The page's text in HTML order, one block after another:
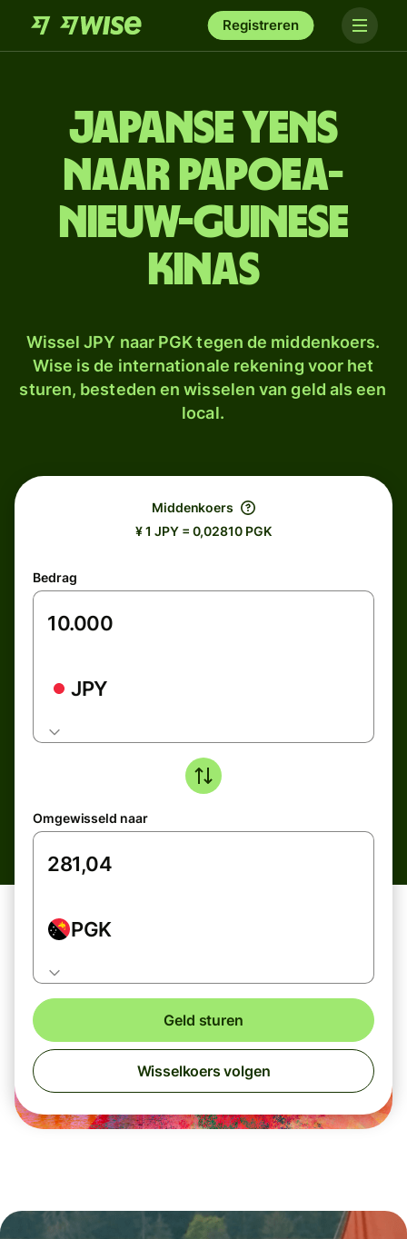
Registreren
Japanse yens
naar Papoea-
Nieuw-Guinese
kinas
Wissel JPY naar PGK tegen de middenkoers.
Wise is de internationale rekening voor het
sturen, besteden en wisselen van geld als een
local.
Middenkoers
¥ 1 JPY = 0,02810 PGK
Bedrag
JPY
Omgewisseld naar
PGK
Geld sturen
Wisselkoers volgen